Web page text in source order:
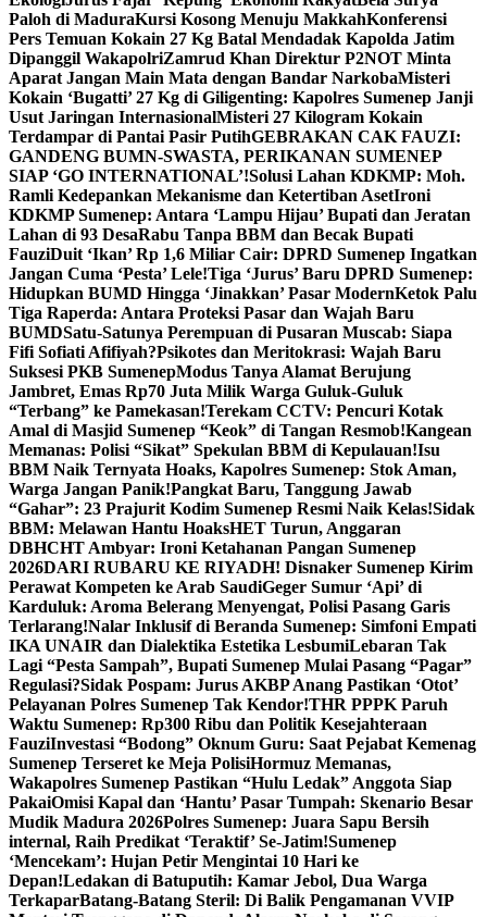
Paloh di MaduraKursi Kosong Menuju MakkahKonferensi
Pers Temuan Kokain 27 Kg Batal Mendadak Kapolda Jatim
Dipanggil WakapolriZamrud Khan Direktur P2NOT Minta
Aparat Jangan Main Mata dengan Bandar NarkobaMisteri
Kokain ‘Bugatti’ 27 Kg di Giligenting: Kapolres Sumenep Janji
Usut Jaringan InternasionalMisteri 27 Kilogram Kokain
Terdampar di Pantai Pasir PutihGEBRAKAN CAK FAUZI:
GANDENG BUMN-SWASTA, PERIKANAN SUMENEP
SIAP ‘GO INTERNATIONAL’!Solusi Lahan KDKMP: Moh.
Ramli Kedepankan Mekanisme dan Ketertiban AsetIroni
KDKMP Sumenep: Antara ‘Lampu Hijau’ Bupati dan Jeratan
Lahan di 93 DesaRabu Tanpa BBM dan Becak Bupati
FauziDuit ‘Ikan’ Rp 1,6 Miliar Cair: DPRD Sumenep Ingatkan
Jangan Cuma ‘Pesta’ Lele!Tiga ‘Jurus’ Baru DPRD Sumenep:
Hidupkan BUMD Hingga ‘Jinakkan’ Pasar ModernKetok Palu
Tiga Raperda: Antara Proteksi Pasar dan Wajah Baru
BUMDSatu-Satunya Perempuan di Pusaran Muscab: Siapa
Fifi Sofiati Afifiyah?Psikotes dan Meritokrasi: Wajah Baru
Suksesi PKB SumenepModus Tanya Alamat Berujung
Jambret, Emas Rp70 Juta Milik Warga Guluk-Guluk
“Terbang” ke Pamekasan!Terekam CCTV: Pencuri Kotak
Amal di Masjid Sumenep “Keok” di Tangan Resmob!Kangean
Memanas: Polisi “Sikat” Spekulan BBM di Kepulauan!Isu
BBM Naik Ternyata Hoaks, Kapolres Sumenep: Stok Aman,
Warga Jangan Panik!Pangkat Baru, Tanggung Jawab
“Gahar”: 23 Prajurit Kodim Sumenep Resmi Naik Kelas!Sidak
BBM: Melawan Hantu HoaksHET Turun, Anggaran
DBHCHT Ambyar: Ironi Ketahanan Pangan Sumenep
2026DARI RUBARU KE RIYADH! Disnaker Sumenep Kirim
Perawat Kompeten ke Arab SaudiGeger Sumur ‘Api’ di
Karduluk: Aroma Belerang Menyengat, Polisi Pasang Garis
Terlarang!Nalar Inklusif di Beranda Sumenep: Simfoni Empati
IKA UNAIR dan Dialektika Estetika LesbumiLebaran Tak
Lagi “Pesta Sampah”, Bupati Sumenep Mulai Pasang “Pagar”
Regulasi?Sidak Pospam: Jurus AKBP Anang Pastikan ‘Otot’
Pelayanan Polres Sumenep Tak Kendor!THR PPPK Paruh
Waktu Sumenep: Rp300 Ribu dan Politik Kesejahteraan
FauziInvestasi “Bodong” Oknum Guru: Saat Pejabat Kemenag
Sumenep Terseret ke Meja PolisiHormuz Memanas,
Wakapolres Sumenep Pastikan “Hulu Ledak” Anggota Siap
PakaiOmisi Kapal dan ‘Hantu’ Pasar Tumpah: Skenario Besar
Mudik Madura 2026Polres Sumenep: Juara Sapu Bersih
internal, Raih Predikat ‘Teraktif’ Se-Jatim!Sumenep
‘Mencekam’: Hujan Petir Mengintai 10 Hari ke
Depan!Ledakan di Batuputih: Kamar Jebol, Dua Warga
TerkaparBatang-Batang Steril: Di Balik Pengamanan VVIP